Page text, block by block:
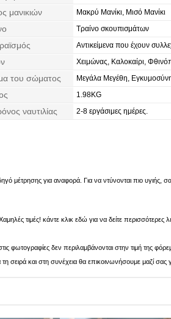
μανικιών Μακρύ Μανίκι, Μισό Μανίκι
Τραίνο σκουπισμάτων
Αντικείμενα που έχουν
Ντραπέ
Χειμώνας, Καλοκαίρι,
του σώματος Μεγάλα Μεγέθη,
1.98KG
ναυτιλίας 2-8 εργάσιμες ημέρες.
μέτρησης για αναφορά. Για να ντύνονται πιο υγιής,
τιμές! κάντε κλικ εδώ για να δείτε περισσότερες
φωτογραφίες δεν περιλαμβάνονται στην τιμή της
και στη συνέχεια θα επικοινωνήσουμε μαζί σας